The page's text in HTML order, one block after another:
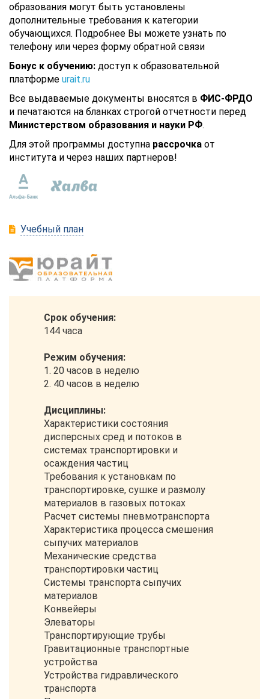
образования могут быть установлены
дополнительные требования к категории
обучающихся. Подробнее Вы можете узнать по
телефону или через форму обратной связи
Бонус к обучению: доступ к образовательной
платформе urait.ru
Все выдаваемые документы вносятся в ФИС-ФРДО
и печатаются на бланках строгой отчетности перед
Министерством образования и науки РФ.
Для этой программы доступна рассрочка от
института и через наших партнеров!
Учебный план
Срок обучения:
144 часа
Режим обучения:
1. 20 часов в неделю
2. 40 часов в неделю
Дисциплины:
Характеристики состояния
дисперсных сред и потоков в
системах транспортировки и
осаждения частиц
Требования к установкам по
транспортировке, сушке и размолу
материалов в газовых потоках
Расчет системы пневмотранспорта
Характеристика процесса смешения
сыпучих материалов
Механические средства
транспортировки частиц
Системы транспорта сыпучих
материалов
Конвейеры
Элеваторы
Транспортирующие трубы
Гравитационные транспортные
устройства
Устройства гидравлического
транспорта